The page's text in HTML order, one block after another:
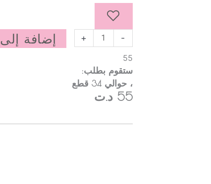
-
قطعة
+ إضافة
55
ستقوم بطلب:
، حوالي34 قطع
55 د.ت